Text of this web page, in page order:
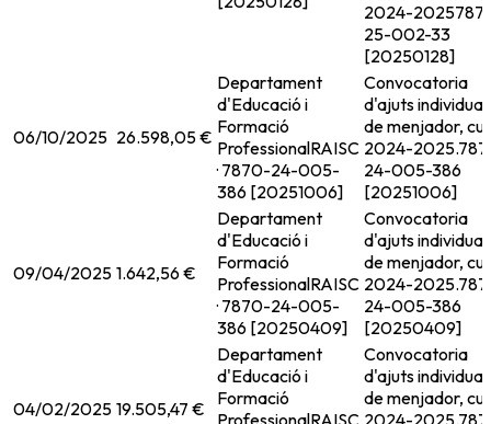
2024-2025
25-002-33
[20250128]
06/10/2025 26.598,05 €
Departament
d'Educació i
Formació
ProfessionalRAISC
· 7870-24-005-
386 [20251006]
Convocatoria
d'ajuts
de menjador,
2024-2025.
24-005-386
[20251006]
09/04/2025 1.642,56 €
Departament
d'Educació i
Formació
ProfessionalRAISC
· 7870-24-005-
386 [20250409]
Convocatoria
d'ajuts
de menjador,
2024-2025.
24-005-386
[20250409]
04/02/2025 19.505,47 €
Departament
d'Educació i
Formació
ProfessionalRAISC
Convocatoria
d'ajuts
de menjador,
2024-2025.